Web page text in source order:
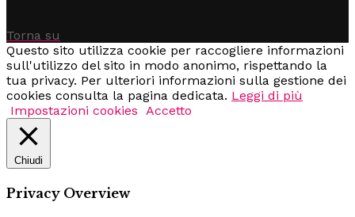
Torna su
Questo sito utilizza cookie per raccogliere informazioni
sull'utilizzo del sito in modo anonimo, rispettando la
tua privacy. Per ulteriori informazioni sulla gestione dei
cookies consulta la pagina dedicata. Leggi di più
Impostazioni cookies Accetto
Chiudi
Privacy Overview